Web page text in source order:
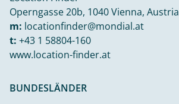
Operngasse 20b, 1040 Vienna, Austria
m: locationfinder@mondial.at
t: +43 1 58804-160
www.location-finder.at
BUNDESLÄNDER